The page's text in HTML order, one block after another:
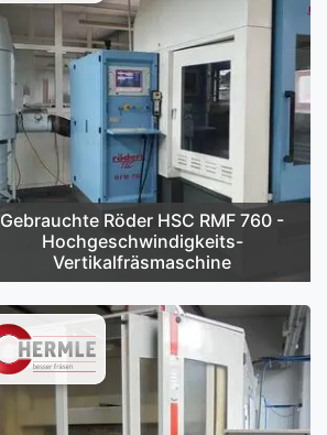
Gebrauchte Röder HSC RMF 760 -
Hochgeschwindigkeits-
Vertikalfräsmaschine